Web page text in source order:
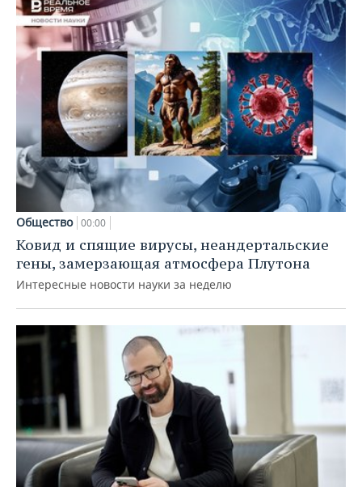
Общество 00:00
Ковид и спящие вирусы, неандертальские
гены, замерзающая атмосфера Плутона
Интересные новости науки за неделю